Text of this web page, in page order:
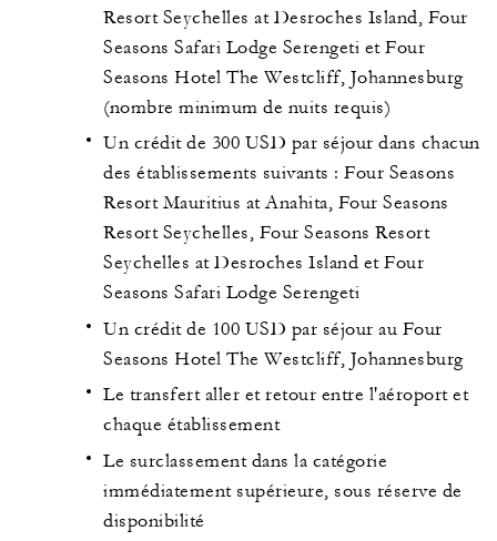
Resort Seychelles at Desroches Island, Four
Seasons Safari Lodge Serengeti et Four
Seasons Hotel The Westcliff, Johannesburg
(nombre minimum de nuits requis)
Un crédit de 300 USD par séjour dans chacun
des établissements suivants : Four Seasons
Resort Mauritius at Anahita, Four Seasons
Resort Seychelles, Four Seasons Resort
Seychelles at Desroches Island et Four
Seasons Safari Lodge Serengeti
Un crédit de 100 USD par séjour au Four
Seasons Hotel The Westcliff, Johannesburg
Le transfert aller et retour entre l'aéroport et
chaque établissement
Le surclassement dans la catégorie
immédiatement supérieure, sous réserve de
disponibilité